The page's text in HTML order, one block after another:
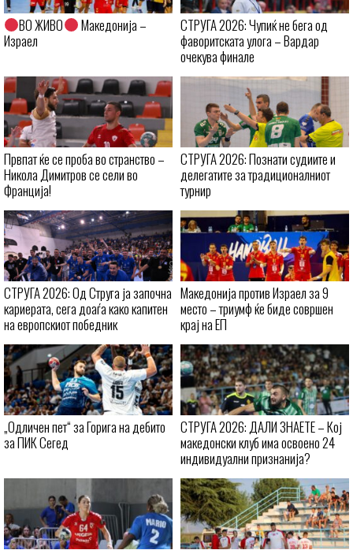
ВО ЖИВО
Македонија –
Израел
СТРУГА 2026: Чупиќ не бега од
фаворитската улога – Вардар
очекува финале
Првпат ќе се проба во странство –
Никола Димитров се сели во
Франција!
СТРУГА 2026: Познати судиите и
делегатите за традиционалниот
турнир
СТРУГА 2026: Од Струга ја започна
кариерата, сега доаѓа како капитен
на европскиот победник
Македонија против Израел за 9
место – триумф ќе биде совршен
крај на ЕП
„Одличен пет“ за Горига на дебито
за ПИК Сегед
СТРУГА 2026: ДАЛИ ЗНАЕТЕ – Кој
македонски клуб има освоено 24
индивидуални признанија?